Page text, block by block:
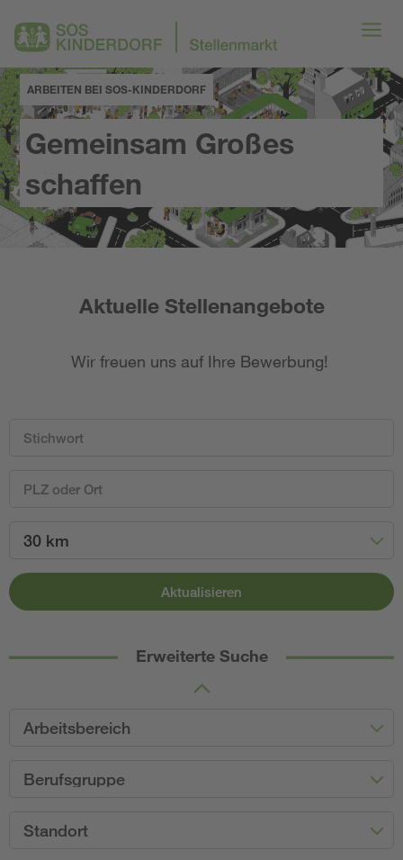
ARBEITEN BEI SOS-KINDERDORF
Gemeinsam Großes
schaffen
Aktuelle Stellenangebote
Wir freuen uns auf Ihre Bewerbung!
30 km
Aktualisieren
Erweiterte Suche
Arbeitsbereich
Berufsgruppe
Standort